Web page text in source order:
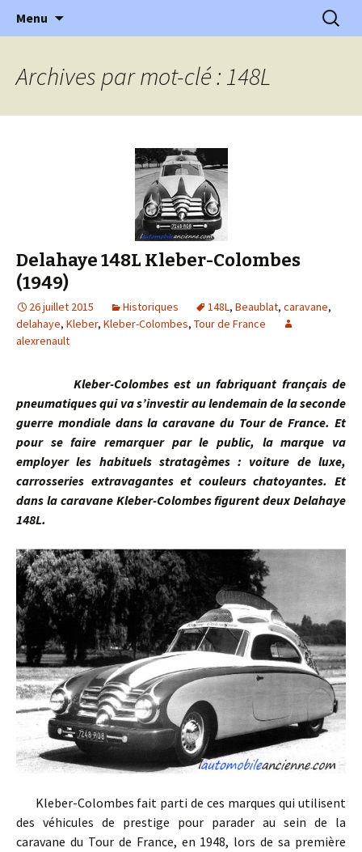
l'Automobile Ancienne
l'automobile ancienne : articles, historiques
…
Menu
Archives par mot-clé : 148L
Delahaye 148L Kleber-Colombes
(1949)
26 juillet 2015 Historiques 148L, Beaublat, caravane,
delahaye, Kleber, Kleber-Colombes, Tour de France
alexrenault
Kleber-Colombes est un fabriquant français de
pneumatiques qui va s’investir au lendemain de la seconde
guerre mondiale dans la caravane du Tour de France. Et
pour se faire remarquer par le public, la marque va
employer les habituels stratagèmes : voiture de luxe,
carrosseries extravagantes et couleurs chatoyantes. Et
dans la caravane Kleber-Colombes figurent deux Delahaye
148L.
Kleber-Colombes fait parti de ces marques qui utilisent
des véhicules de prestige pour parader au sein de la
caravane du Tour de France, en 1948, lors de sa première